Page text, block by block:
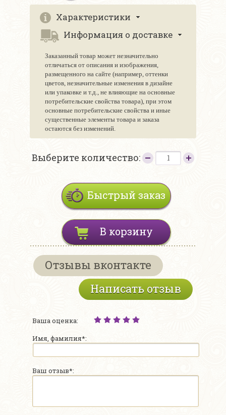
Характеристики
Информация о доставке
Заказанный товар может незначительно
отличаться от описания и изображения,
размещенного на сайте (например, оттенки
цветов, незначительные изменения в дизайне
или упаковке и т.д., не влияющие на основные
потребительские свойства товара), при этом
основные потребительские свойства и иные
существенные элементы товара и заказа
остаются без изменений.
Выберите количество:
Быстрый заказ
В корзину
Отзывы вконтакте
Написать отзыв
Ваша оценка:
Имя, фамилия*:
Ваш отзыв*: